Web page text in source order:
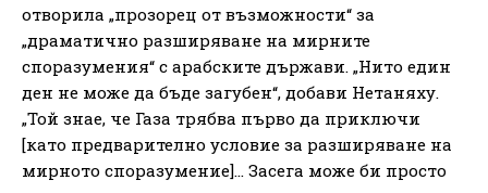
отворила „прозорец от възможности“ за
„драматично разширяване на мирните
споразумения“ с арабските държави. „Нито един
ден не може да бъде загубен“, добави Нетаняху.
„Той знае, че Газа трябва първо да приключи
[като предварително условие за разширяване на
мирното споразумение]… Засега може би просто